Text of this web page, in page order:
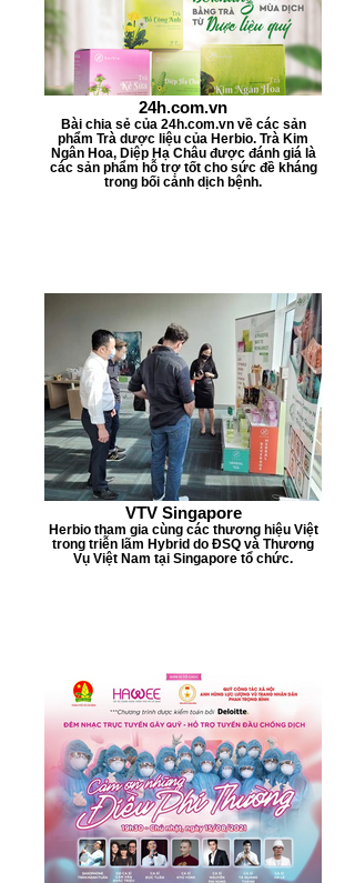
24h.com.vn
Bài chia sẻ của 24h.com.vn về các sản
phẩm Trà dược liệu của Herbio. Trà Kim
Ngân Hoa, Diệp Hạ Châu được đánh giá là
các sản phẩm hỗ trợ tốt cho sức đề kháng
trong bối cảnh dịch bệnh.
VTV Singapore
Herbio tham gia cùng các thương hiệu Việt
trong triễn lãm Hybrid do ĐSQ và Thương
Vụ Việt Nam tại Singapore tổ chức.